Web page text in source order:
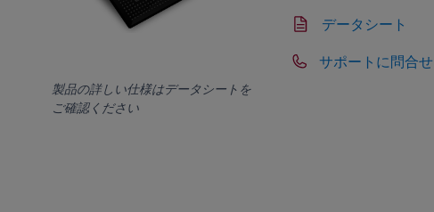
製品の詳しい仕様はデータシートを
ご確認ください
データシート
サポートに問合せ